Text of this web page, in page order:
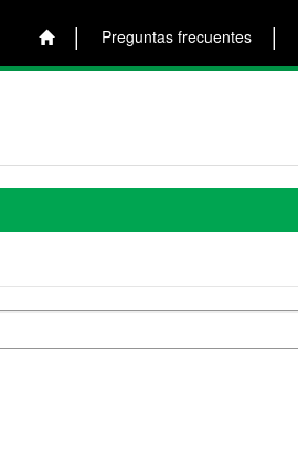
Preguntas frecuentes